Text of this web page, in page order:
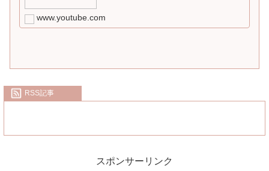
www.youtube.com
RSS記事
スポンサーリンク